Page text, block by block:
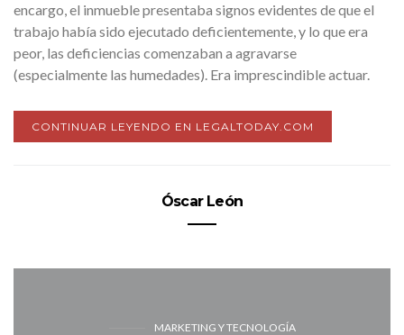
encargo, el inmueble presentaba signos evidentes de que el
trabajo había sido ejecutado deficientemente, y lo que era
peor, las deficiencias comenzaban a agravarse
(especialmente las humedades). Era imprescindible actuar.
CONTINUAR LEYENDO EN LEGALTODAY.COM
Óscar León
MARKETING Y TECNOLOGÍA